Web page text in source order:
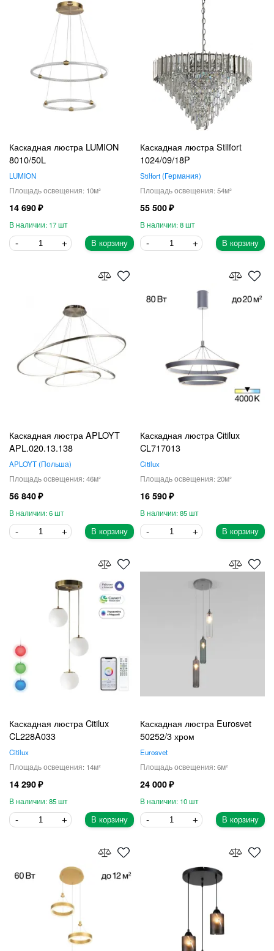
Каскадная люстра LUMION
8010/50L
LUMION
10
14 690
17
В корзину
Каскадная люстра Stilfort
1024/09/18P
Stilfort Германия
54
55 500
8
В корзину
Каскадная люстра APLOYT
APL.020.13.138
APLOYT Польша
46
56 840
6
В корзину
Каскадная люстра Citilux
CL717013
Citilux
20
16 590
85
В корзину
Каскадная люстра Citilux
CL228A033
Citilux
14
14 290
85
В корзину
Каскадная люстра Eurosvet
50252/3 хром
Eurosvet
6
24 000
10
В корзину